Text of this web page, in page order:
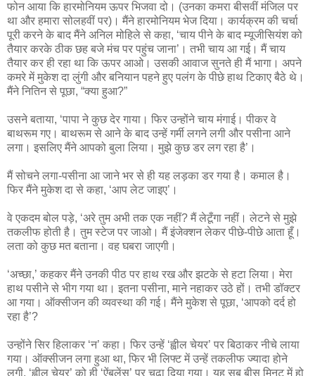
फोन आया कि हारमोनियम ऊपर भिजवा दो। (उनका कमरा बीसवीं मंजिल पर
था और हमारा सोलहवीं पर)। मैंने हारमोनियम भेज दिया। कार्यक्रम की चर्चा
पूरी करने के बाद मैंने अनिल मोहिले से कहा, ‘चाय पीने के बाद म्‍यूजीसियंश को
तैयार करके ठीक छह बजे मंच पर पहुंच जाना’। तभी चाय आ गई। मैं चाय
तैयार कर ही रहा था कि ऊपर आओ। उसकी आवाज सुनते ही मैं भागा। अपने
कमरे में मुकेश दा लुंगी और बनियान पहने हुए पलंग के पीछे हाथ टिकाए बैठे थे।
मैंने नितिन से पूछा, “क्‍या हुआ?”
उसने बताया, ‘पापा ने कुछ देर गाया। फिर उन्‍होंने चाय मंगाई। पीकर वे
बाथरूम गए। बाथरूम से आने के बाद उन्‍हें गर्मी लगने लगी और पसीना आने
लगा। इसलिए मैंने आपको बुला लिया। मुझे कुछ डर लग रहा है’।
मैं सोचने लगा-पसीना आ जाने भर से ही यह लड़का डर गया है। कमाल है।
फिर मैंने मुकेश दा से कहा, ‘आप लेट जाइए’।
वे एकदम बोल पड़े, ‘अरे तुम अभी तक एक नहीं? मैं लेटूँगा नहीं। लेटने से मुझे
तकलीफ होती है। तुम स्‍टेज पर जाओ। मैं इंजेक्शन लेकर पीछे-पीछे आता हूँ।
लता को कुछ मत बताना। वह घबरा जाएगी।
‘अच्‍छा,’ कहकर मैंने उनकी पीठ पर हाथ रख और झटके से हटा लिया। मेरा
हाथ पसीने से भीग गया था। इतना पसीना, माने नहाकर उठे हों। तभी डॉक्‍टर
आ गया। ऑक्‍सीजन की व्‍यवस्‍था की गई। मैंने मुकेश से पूछा, ‘आपको दर्द हो
रहा है’?
उन्‍होंने सिर हिलाकर ‘न’ कहा। फिर उन्‍हें ‘ह्वील चेयर’ पर बिठाकर नीचे लाया
गया। ऑक्‍सीजन लगा हुआ था, फिर भी लिफ्ट में उन्‍हें तकलीफ ज्‍यादा होने
लगी, ‘ह्वील चेयर’ को ही ‘ऐंबुलेंस’ पर चढ़ा दिया गया। यह सब बीस मिनट में हो